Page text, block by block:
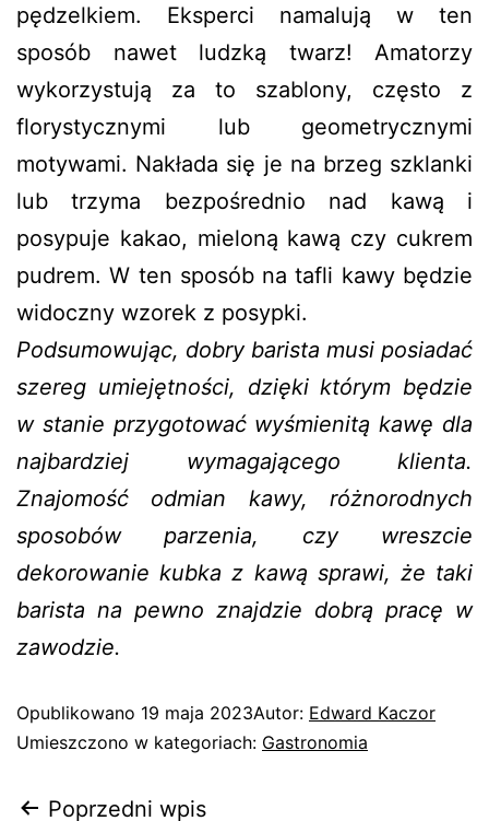
pędzelkiem. Eksperci namalują w ten
sposób nawet ludzką twarz! Amatorzy
wykorzystują za to szablony, często z
florystycznymi lub geometrycznymi
motywami. Nakłada się je na brzeg szklanki
lub trzyma bezpośrednio nad kawą i
posypuje kakao, mieloną kawą czy cukrem
pudrem. W ten sposób na tafli kawy będzie
widoczny wzorek z posypki.
Podsumowując, dobry barista musi posiadać
szereg umiejętności, dzięki którym będzie
w stanie przygotować wyśmienitą kawę dla
najbardziej wymagającego klienta.
Znajomość odmian kawy, różnorodnych
sposobów parzenia, czy wreszcie
dekorowanie kubka z kawą sprawi, że taki
barista na pewno znajdzie dobrą pracę w
zawodzie.
Opublikowano 19 maja 2023Autor: Edward Kaczor
Umieszczono w kategoriach: Gastronomia
Poprzedni wpis